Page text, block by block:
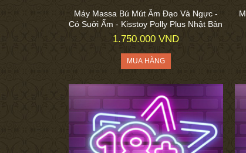
Máy Massa Bú Mút Âm Đạo Và Ngực -
Có Suởi Ấm - Kisstoy Polly Plus Nhật Bản
1.750.000 VND